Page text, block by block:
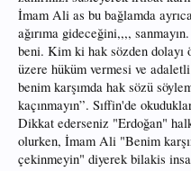
İmam Ali as bu bağlamda
ağırıma gideceğini,,,,
beni. Kim ki hak sözden dolayı
üzere hüküm vermesi ve
benim karşımda hak sözü
kaçınmayın”. Sıffin'de
Dikkat ederseniz "Erdoğan"
olurken, İmam Ali "Benim
çekinmeyin" diyerek bilakis